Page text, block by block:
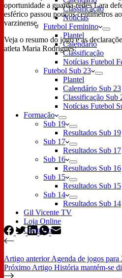
Classificação
Notícias
Futebol Feminino
Plantel
Calendário
Classificação
Notícias Futebol
Futebol Sub 23
Plantel
Calendário Sub 23
Classificação Sub
Notícias Futebol
Formação
Sub 19
Resultados Sub 19
Sub 17
Resultados Sub 17
Sub 16
Resultados Sub 16
Sub 15
Resultados Sub 15
Sub 14
Resultados Sub 14
Gil Vicente TV
Loja Online
Contactos
oportunidade a guarda-redes Lara
esférico passou poucos centímetros
varzinense.
Veja o resumo do jogo e as
atleta Maria Rodrigues:
Artigo anteriorAgenda de jogos para
Próximo Artigo História mantém-se